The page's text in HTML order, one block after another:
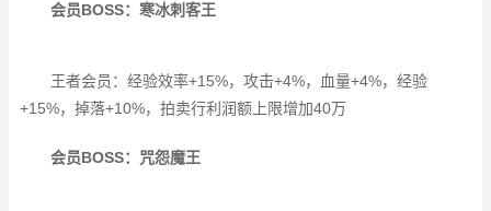
会员BOSS：寒冰刺客王
王者会员：经验效率+15%，攻击+4%，血量+4%，经验
+15%，掉落+10%，拍卖行利润额上限增加40万
会员BOSS：咒怨魔王